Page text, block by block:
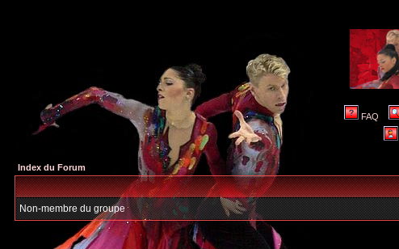
FAQ
Index du Forum
Non-membre du groupe